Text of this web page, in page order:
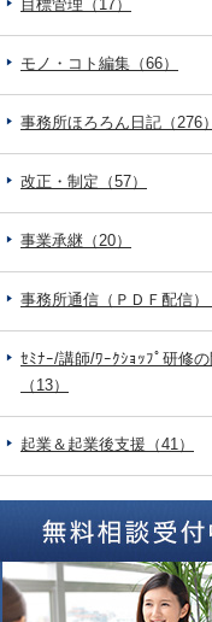
目標管理（17）
モノ・コト編集（66）
事務所ほろろん日記（276）
改正・制定（57）
事業承継（20）
事務所通信（ＰＤＦ配信）
ｾﾐﾅｰ/講師/ﾜｰｸｼｮｯﾌﾟ研修
（13）
起業＆起業後支援（41）